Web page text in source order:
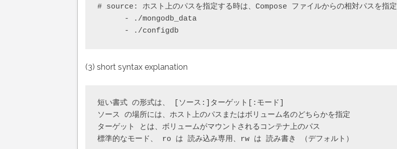
# source: ホスト上のパスを指定する時は、Compose ファイルからの相対パスを指定
      - ./mongodb_data
(3) short syntax explanation
短い書式 の形式は、 [ソース:]ターゲット[:モード]
ソース の場所には、ホスト上のパスまたはボリューム名のどちらかを指定
ターゲット とは、ボリュームがマウントされるコンテナ上のパス